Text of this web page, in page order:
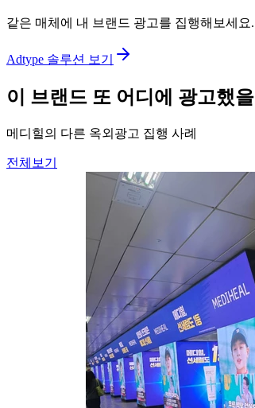
같은 매체에 내 브랜드 광고를 집행해보세
Adtype 솔루션 보기
이 브랜드 또 어디에 광고했
메디힐의 다른 옥외광고 집행 사례
전체보기